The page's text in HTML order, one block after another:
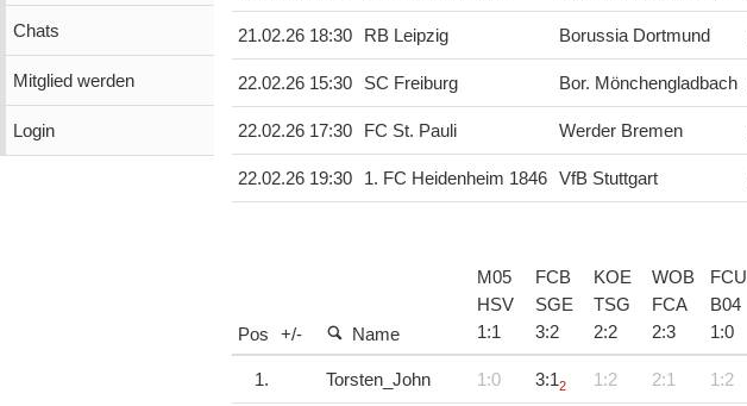
Chats
Mitglied werden
Login
21.02.26 18:30 RB Leipzig Borussia Dortmund
22.02.26 15:30 SC Freiburg Bor. Mönchengladbach
22.02.26 17:30 FC St. Pauli Werder Bremen
22.02.26 19:30 1. FC Heidenheim 1846 VfB Stuttgart
Pos +/- Name
M05
HSV
1:1
FCB
SGE
3:2
KOE
TSG
2:2
WOB
FCA
2:3
FCU
B04
1:0
1. Torsten_John 1:0 3:12 1:2 2:1 1:2